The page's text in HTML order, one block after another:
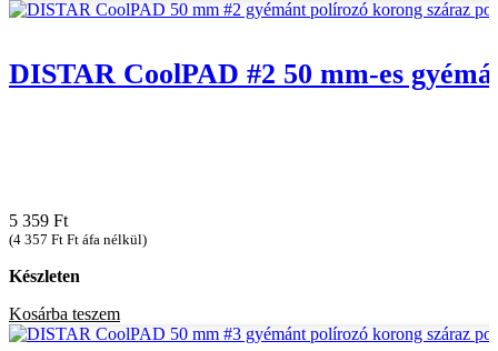
DISTAR CoolPAD #2 50 mm-es
5 359 Ft
(4 357 Ft Ft áfa nélkül)
Készleten
Kosárba teszem